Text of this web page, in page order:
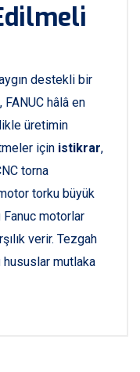
destekli bir
hâlâ en
üretimin
için istikrar,
torna
torku büyük
Fanuc motorlar
verir. Tezgah
mutlaka